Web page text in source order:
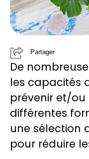
Partager
De
les capacités
prévenir et/
différentes
une sélection
pour réduire